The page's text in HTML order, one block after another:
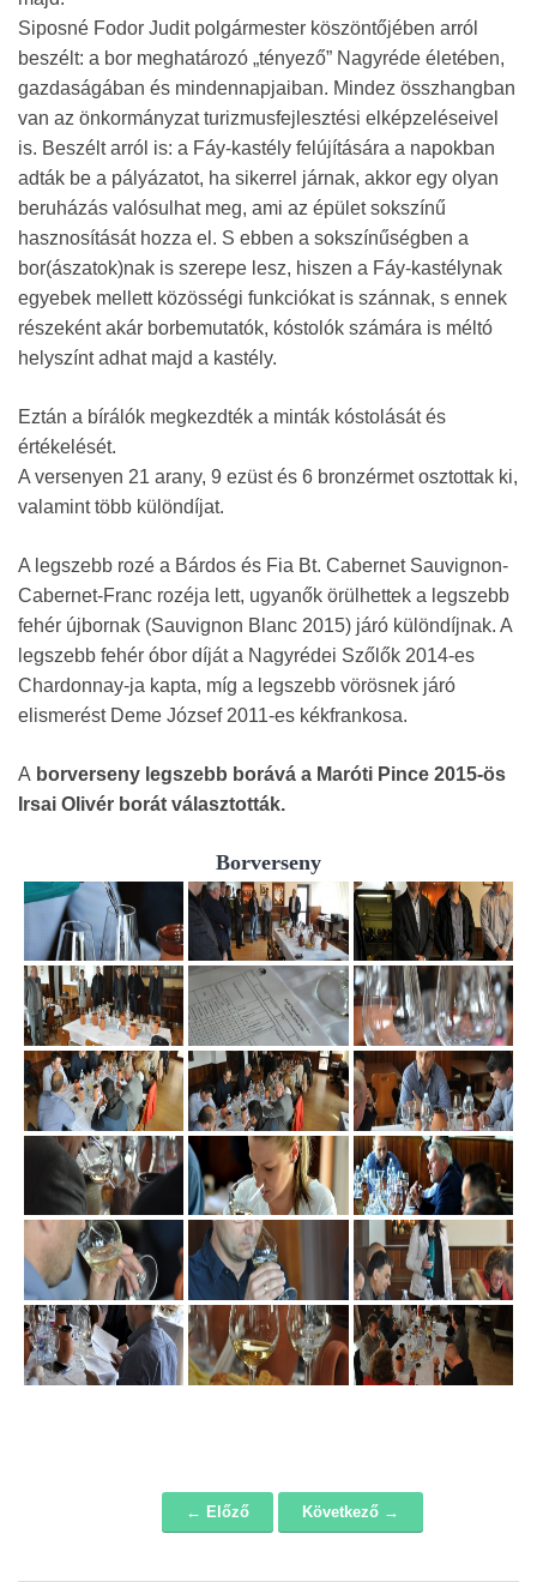
Siposné Fodor Judit polgármester köszöntőjében arról
beszélt: a bor meghatározó „tényező” Nagyréde életében,
gazdaságában és mindennapjaiban. Mindez összhangban
van az önkormányzat turizmusfejlesztési elképzeléseivel
is. Beszélt arról is: a Fáy-kastély felújítására a napokban
adták be a pályázatot, ha sikerrel járnak, akkor egy olyan
beruházás valósulhat meg, ami az épület sokszínű
hasznosítását hozza el. S ebben a sokszínűségben a
bor(ászatok)nak is szerepe lesz, hiszen a Fáy-kastélynak
egyebek mellett közösségi funkciókat is szánnak, s ennek
részeként akár borbemutatók, kóstolók számára is méltó
helyszínt adhat majd a kastély.
Eztán a bírálók megkezdték a minták kóstolását és
értékelését.
A versenyen 21 arany, 9 ezüst és 6 bronzérmet osztottak ki,
valamint több különdíjat.
A legszebb rozé a Bárdos és Fia Bt. Cabernet Sauvignon-
Cabernet-Franc rozéja lett, ugyanők örülhettek a legszebb
fehér újbornak (Sauvignon Blanc 2015) járó különdíjnak. A
legszebb fehér óbor díját a Nagyrédei Szőlők 2014-es
Chardonnay-ja kapta, míg a legszebb vörösnek járó
elismerést Deme József 2011-es kékfrankosa.
A borverseny legszebb borává a Maróti Pince 2015-ös
Irsai Olivér borát választották.
Borverseny
← Előző Következő →